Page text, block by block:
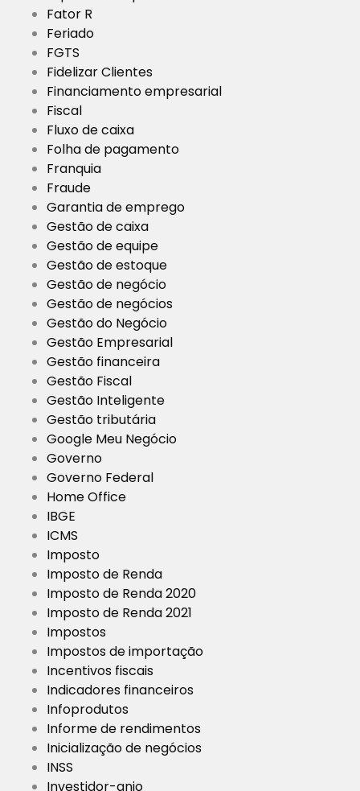
Fator R
Feriado
FGTS
Fidelizar Clientes
Financiamento empresarial
Fiscal
Fluxo de caixa
Folha de pagamento
Franquia
Fraude
Garantia de emprego
Gestão de caixa
Gestão de equipe
Gestão de estoque
Gestão de negócio
Gestão de negócios
Gestão do Negócio
Gestão Empresarial
Gestão financeira
Gestão Fiscal
Gestão Inteligente
Gestão tributária
Google Meu Negócio
Governo
Governo Federal
Home Office
IBGE
ICMS
Imposto
Imposto de Renda
Imposto de Renda 2020
Imposto de Renda 2021
Impostos
Impostos de importação
Incentivos fiscais
Indicadores financeiros
Infoprodutos
Informe de rendimentos
Inicialização de negócios
INSS
Investidor-anjo